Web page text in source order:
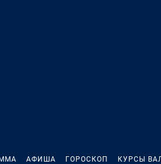
АФИША ГОРОСКОП КУРСЫ